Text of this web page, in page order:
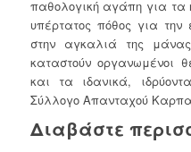
παθολογική αγάπη για τα
υπέρτατος πόθος για την
στην αγκαλιά της
καταστούν οργανωμένοι
και τα ιδανικά,
Σύλλογο Απανταχού
Διαβάστε